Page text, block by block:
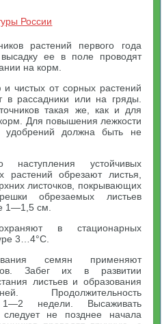
России
растений первого года
ее в поле проводят
на корм.
чистых от сорных растений
в рассадники или на гряды.
такая же, как и для
Для повышения лежкости
удобрений должна быть не
устойчивых
растений обрезают листья,
листочков, покрывающих
обрезаемых листьев
1—1,5 см.
в стационарных
3…4°С.
семян применяют
Забег их в развитии
листьев и образования
Продолжительность
1—2 недели. Высаживать
не позднее начала